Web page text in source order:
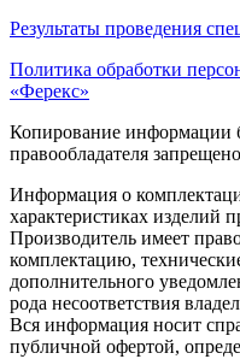
Результаты проведения
Политика обработки
«Ферекс»
Копирование информации
правообладателя
Информация о
характеристиках изделий
Производитель имеет
комплектацию,
дополнительного
рода несоответствия
Вся информация носит
публичной офертой,